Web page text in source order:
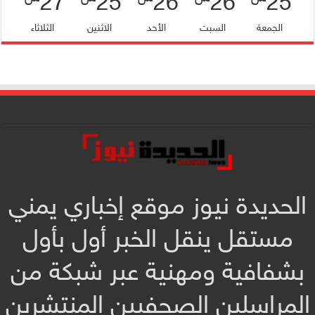
الجمعة السبت الأحد الاثنين الثلاثاء
الحديدة نيوز موقع إخباري يمني
مستقل ينقل الخبر أول بأول
بشفافية ومهنية عبر شبكة من
المراسلين الصحفيين المنتشرين